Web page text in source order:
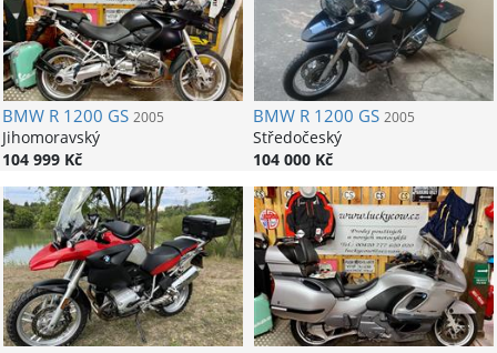
BMWR 1200 GS 2005
Jihomoravský
104 999 Kč
BMWR 1200 GS 2005
Středočeský
104 000 Kč